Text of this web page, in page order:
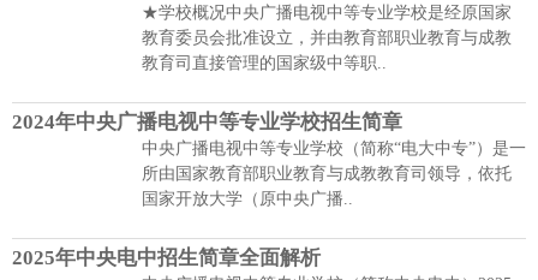
★学校概况中央广播电视中等专业学校是经原国家
教育委员会批准设立，并由教育部职业教育与成教
教育司直接管理的国家级中等职..
2024年中央广播电视中等专业学校招生简章
中央广播电视中等专业学校（简称“电大中专”）是一
所由国家教育部职业教育与成教教育司领导，依托
国家开放大学（原中央广播..
2025年中央电中招生简章全面解析